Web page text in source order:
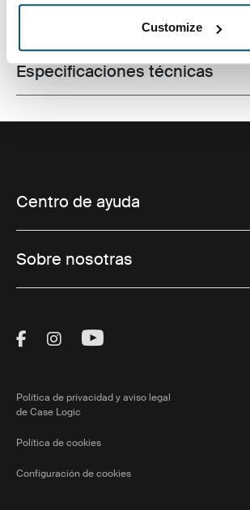
Customize
Toggle features
Todas las características
Toggle techspec
Especificaciones técnicas
Centro de ayuda
Sobre nosotras
Visit Thule on Facebook
Visit Thule on Instagram
Visit Thule on
Política de privacidad y aviso legal
de Case Logic
Política de cookies
Configuración de cookies